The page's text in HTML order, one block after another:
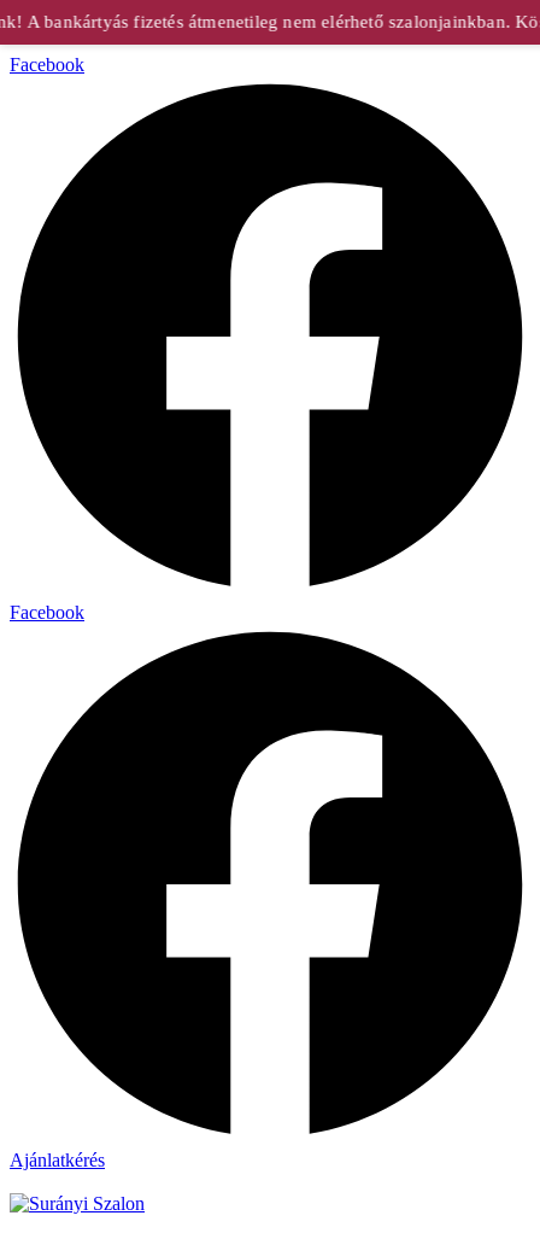
A bankártyás fizetés átmenetileg nem elérhető szalonjainkban.
Facebook
Facebook
Ajánlatkérés